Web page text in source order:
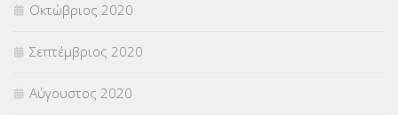
Οκτώβριος 2020
Σεπτέμβριος 2020
Αύγουστος 2020